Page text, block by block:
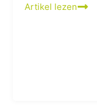
Artikel lezen